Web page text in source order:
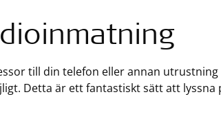
till din telefon eller annan
Detta är ett fantastiskt sätt att lyssna